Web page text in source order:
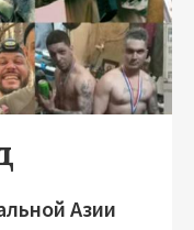
Азии